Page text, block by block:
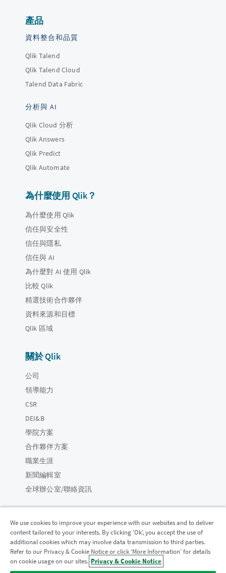
產品
資料整合和品質
Qlik Talend
Qlik Talend Cloud
Talend Data Fabric
分析與 AI
Qlik Cloud 分析
Qlik Answers
Qlik Predict
Qlik Automate
為什麼使用 Qlik？
為什麼使用 Qlik
信任與安全性
信任與隱私
信任與 AI
為什麼對 AI 使用 Qlik
比較 Qlik
精選技術合作夥伴
資料來源和目標
Qlik 區域
關於 Qlik
公司
領導能力
CSR
DEI&B
學院方案
合作夥伴方案
職業生涯
新聞編輯室
全球辦公室/聯絡資訊
Qlik 社群
法律合約 產品條款 Legal Policies 法律條規
We use cookies to improve your experience with our websites and to deliver
content tailored to your interests. By clicking ‘Ok’, you accept the use of
additional cookies which may involve data transmission to third parties.
Refer to our Privacy & Cookie Notice or click ‘More Information’ for details
on cookie usage on our sites. Privacy & Cookie Notice